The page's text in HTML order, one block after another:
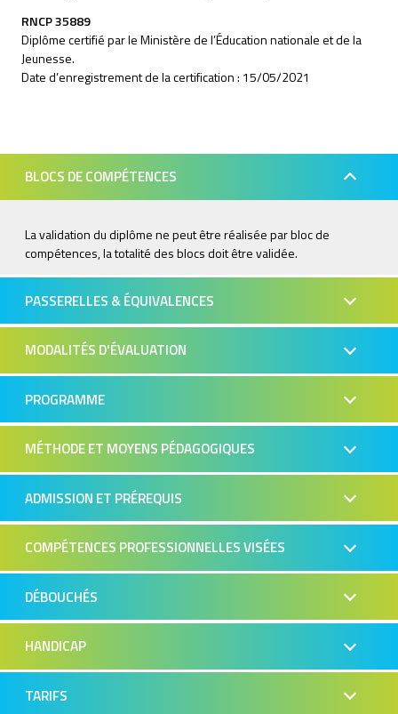
RNCP 35889
Diplôme certifié par le Ministère de l’Éducation nationale et de la
Jeunesse.
Date d’enregistrement de la certification : 15/05/2021
BLOCS DE COMPÉTENCES
La validation du diplôme ne peut être réalisée par bloc de
compétences, la totalité des blocs doit être validée.
PASSERELLES & ÉQUIVALENCES
MODALITÉS D'ÉVALUATION
PROGRAMME
MÉTHODE ET MOYENS PÉDAGOGIQUES
ADMISSION ET PRÉREQUIS
COMPÉTENCES PROFESSIONNELLES VISÉES
DÉBOUCHÉS
HANDICAP
TARIFS